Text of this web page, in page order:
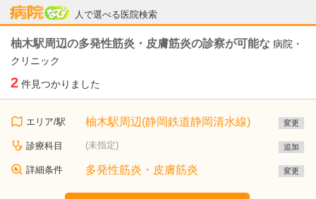
人で選べる医院検索
病院なび
柚木駅周辺の多発性筋炎・皮膚筋炎の診察が可能な 病院・
クリニック
2 件見つかりました
エリア/駅 柚木駅周辺(静岡鉄道静岡清水線) 変更
診療科目 (未指定) 追加
詳細条件 多発性筋炎・皮膚筋炎 変更